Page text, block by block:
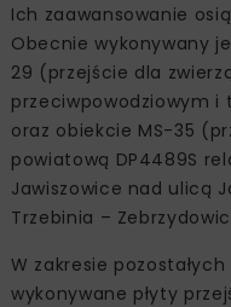
Ich zaawansowanie
Obecnie wykonywany
29 (przejście dla
przeciwpowodziowym i
oraz obiekcie MS-35
powiatową DP4489S
Jawiszowice nad ulicą
Trzebinia –
W zakresie
wykonywane płyty